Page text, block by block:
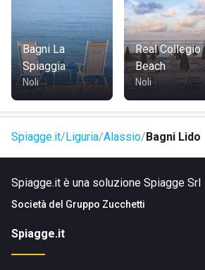
, a breve distanza dal vivace
famoso per il "Budello", un pittoresco
affascinanti e boutique. Il lido è
piedi grazie alla sua posizione sul
800 metri dal "Budello". È anche
con parcheggi disponibili nelle
Bagni La
Spiaggia
Noli
Real Collegio
Beach
Noli
Spiagge.it Liguria Alassio Bagni Lido
Spiagge.it è una soluzione Spiagge Srl
Società del Gruppo Zucchetti
Spiagge.it